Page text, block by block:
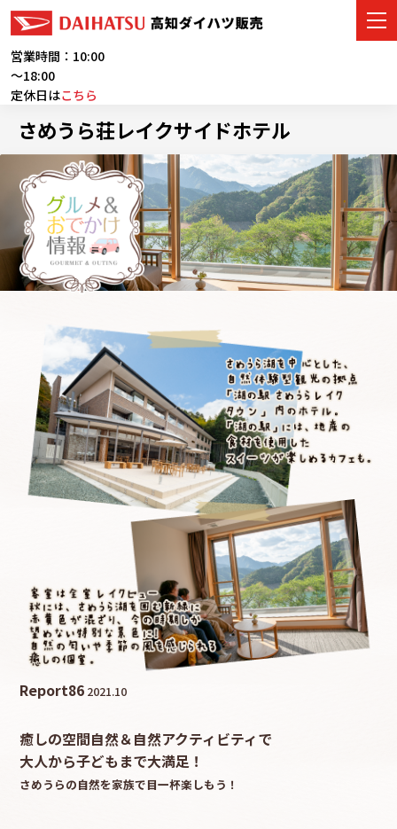
営業時間：10:00
～18:00
定休日はこちら
車をさがす
展示車・試乗車
店舗情報
ご購入者サポート
アフターサービス
イベント・キャンペーン
会社情報
採用情報
リコ
お問
さめうら荘レイクサイドホテル
Report86 2021.10
癒しの空間自然＆自然アクティビティで
大人から子どもまで大満足！
さめうらの自然を家族で目一杯楽しもう！